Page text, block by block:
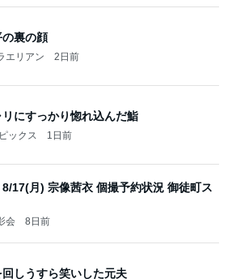
裏の顔
エリアン 2日前
リにすっかり惚れ込んだ鮨
ックス 1日前
8/17(月) 宗像茜衣 個撮予約状況 御徒町ス
会 8日前
しうすら笑いした元夫